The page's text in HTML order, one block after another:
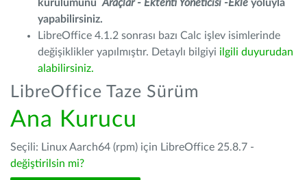
kurulumunu Araçlar - Ektenti Yöneticisi -Ekle yoluyla
yapabilirsiniz.
LibreOffice 4.1.2 sonrası bazı Calc işlev isimlerinde
değişiklikler yapılmıştır. Detaylı bilgiyi ilgili duyurudan
alabilirsiniz.
LibreOffice Taze Sürüm
Ana Kurucu
Seçili: Linux Aarch64 (rpm) için LibreOffice 25.8.7 -
değiştirilsin mi?